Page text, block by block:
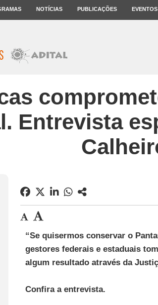
NOTÍCIAS PUBLICAÇÕES EVENTOS
Entrevista
“Se quisermos conservar o
gestores federais e estaduais
algum resultado através da
Confira a entrevista.